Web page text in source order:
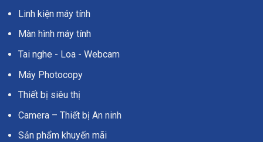
Linh kiện máy tính
Màn hình máy tính
Tai nghe - Loa - Webcam
Máy Photocopy
Thiết bị siêu thị
Camera – Thiết bị An ninh
Sản phẩm khuyến mãi